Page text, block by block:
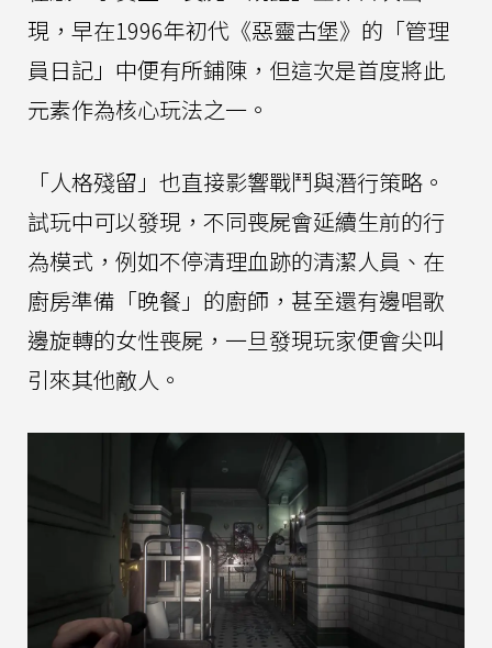
現，早在1996年初代《惡靈古堡》的「管理
員日記」中便有所鋪陳，但這次是首度將此
元素作為核心玩法之一。
「人格殘留」也直接影響戰鬥與潛行策略。
試玩中可以發現，不同喪屍會延續生前的行
為模式，例如不停清理血跡的清潔人員、在
廚房準備「晚餐」的廚師，甚至還有邊唱歌
邊旋轉的女性喪屍，一旦發現玩家便會尖叫
引來其他敵人。